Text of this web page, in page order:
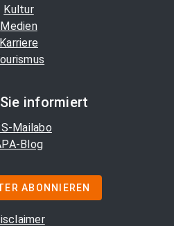
Kultur
Medien
Karriere
informiert
Mailabo
Blog
ABONNIEREN